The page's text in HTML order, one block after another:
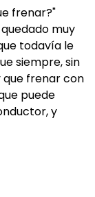
frenar?"
muy
todavía le
siempre, sin
frenar con
puede
y